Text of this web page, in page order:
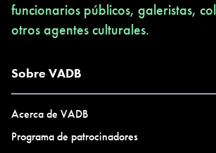
funcionarios públicos, galeristas,
otros agentes culturales.
Sobre VADB
Acerca de VADB
Programa de patrocinadores